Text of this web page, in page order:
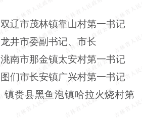
双辽市茂林镇靠山村第一书记
龙井市委副书记、市长
洮南市那金镇太安村第一书记
图们市长安镇广兴村第一书记
镇赉县黑鱼泡镇哈拉火烧村第